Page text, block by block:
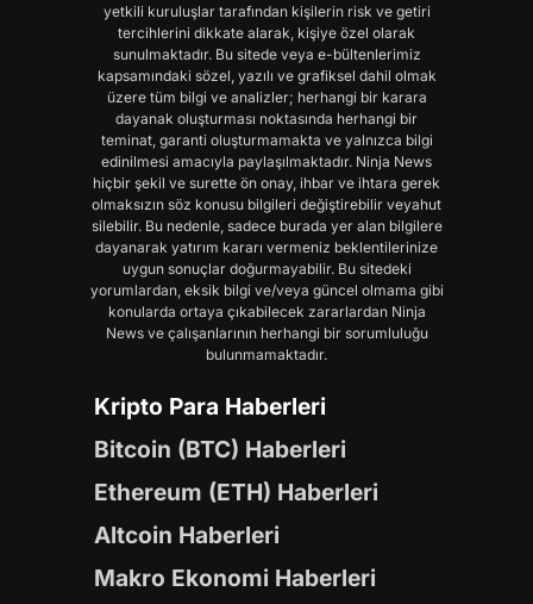
yetkili kuruluşlar tarafından kişilerin risk ve getiri
tercihlerini dikkate alarak, kişiye özel olarak
sunulmaktadır. Bu sitede veya e-bültenlerimiz
kapsamındaki sözel, yazılı ve grafiksel dahil olmak
üzere tüm bilgi ve analizler; herhangi bir karara
dayanak oluşturması noktasında herhangi bir
teminat, garanti oluşturmamakta ve yalnızca bilgi
edinilmesi amacıyla paylaşılmaktadır. Ninja News
hiçbir şekil ve surette ön onay, ihbar ve ihtara gerek
olmaksızın söz konusu bilgileri değiştirebilir veyahut
silebilir. Bu nedenle, sadece burada yer alan bilgilere
dayanarak yatırım kararı vermeniz beklentilerinize
uygun sonuçlar doğurmayabilir. Bu sitedeki
yorumlardan, eksik bilgi ve/veya güncel olmama gibi
konularda ortaya çıkabilecek zararlardan Ninja
News ve çalışanlarının herhangi bir sorumluluğu
bulunmamaktadır.
Kripto Para Haberleri
Bitcoin (BTC) Haberleri
Ethereum (ETH) Haberleri
Altcoin Haberleri
Makro Ekonomi Haberleri